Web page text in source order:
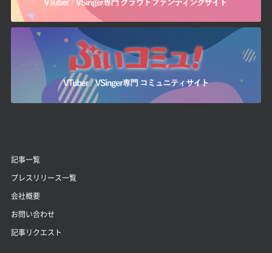
記事一覧
プレスリリース一覧
会社概要
お問い合わせ
記事リクエスト